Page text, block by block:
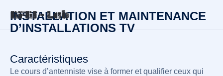
INSTALLATION ET MAINTENANCE
D’INSTALLATIONS TV
Caractéristiques
Le cours d’antenniste vise à former et qualifier ceux qui